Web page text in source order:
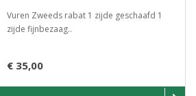
Vuren Zweeds rabat 1 zijde geschaafd 1
zijde fijnbezaag..
€ 35,00